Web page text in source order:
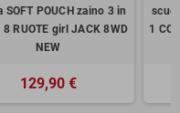
SOFT POUCH zaino 3 in
8 RUOTE girl JACK 8WD
NEW
129,90 €
1